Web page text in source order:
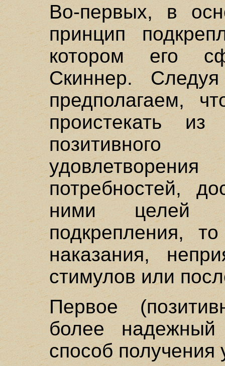
Во-первых, в
принцип
котором его
Скиннер.
предполагаем,
проистекать
потребностей,
ними целей
подкрепления,
наказания,
стимулов или
Первое
более
способ получения